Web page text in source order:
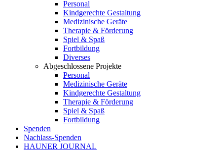
Personal
Kindgerechte Gestaltung
Medizinische Geräte
Therapie & Förderung
Spiel & Spaß
Fortbildung
Diverses
Abgeschlossene Projekte
Personal
Medizinische Geräte
Kindgerechte Gestaltung
Therapie & Förderung
Spiel & Spaß
Fortbildung
Spenden
Nachlass-Spenden
HAUNER JOURNAL